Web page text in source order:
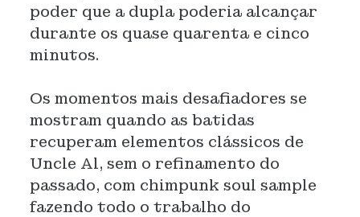
poder que a dupla poderia alcançar
durante os quase quarenta e cinco
minutos.
Os momentos mais desafiadores se
mostram quando as batidas
recuperam elementos clássicos de
Uncle Al, sem o refinamento do
passado, com chimpunk soul sample
fazendo todo o trabalho do